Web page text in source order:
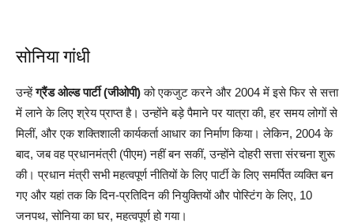
सोनिया गांधी
उन्हेंग्रैंड ओल्ड पार्टी (जीओपी)को एकजुट करने और 2004 में इसे फिर से सत्ता
में लाने के लिए श्रेय प्राप्त है। उन्होंने बड़े पैमाने पर यात्रा की, हर समय लोगों से
मिलीं, और एक शक्तिशाली कार्यकर्ता आधार का निर्माण किया। लेकिन, 2004 के
बाद, जब वह प्रधानमंत्री (पीएम) नहीं बन सकीं, उन्होंने दोहरी सत्ता संरचना शुरू
की। प्रधान मंत्री सभी महत्वपूर्ण नीतियों के लिए पार्टी के लिए समर्पित व्यक्ति बन
गए और यहां तक कि दिन-प्रतिदिन की नियुक्तियों और पोस्टिंग के लिए, 10
जनपथ, सोनिया का घर, महत्वपूर्ण हो गया।